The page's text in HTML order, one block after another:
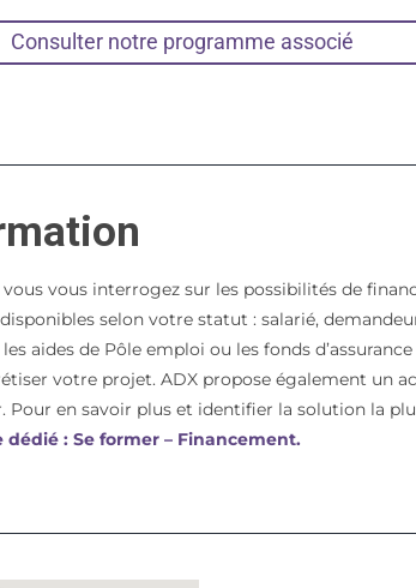
Consulter notre programme associé
vous interrogez sur les possibilités de
selon votre statut : salarié,
aides de Pôle emploi ou les fonds
votre projet. ADX propose également un
Pour en savoir plus et identifier la solution la
: Se former – Financement.